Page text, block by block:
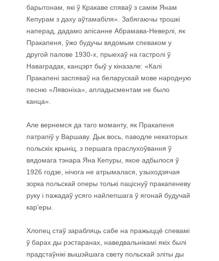
барытонам, які ў Кракаве спяваў з самім Янам
Кепурам з даху аўтамабіля». Забягаючы трошкі
наперад, дадамо апісанне Абрамава-Неверлі, як
Пракапеня, ўжо будучы вядомым спеваком у
другой палове 1930-х, прыехаў на гастролі ў
Наваградак, канцэрт быў у кіназале: «Калі
Пракапені заспяваў на беларускай мове народную
песню «Лявоніха», апладысментам не было
канца».
Але вернемся да таго моманту, як Пракапеня
патрапіў у Варшаву. Дык вось, паводле некаторых
польскіх крыніц, з першага праслухоўвання ў
вядомага тэнара Яна Кепуры, якое адбылося ў
1926 годзе, нічога не атрымалася, узыходзячая
зорка польскай оперы толькі паціснуў пракапеневу
руку і пажадаў усяго найлепшага ў ягонай будучай
кар’еры.
Хлопец стаў зарабляць сабе на пражыццё спевамі
ў барах ды рэстаранах, наведвальнікамі якіх былі
прадстаўнікі вышэйшага свету польскай эліты ды